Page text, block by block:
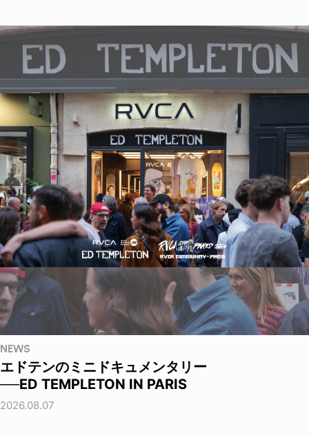
NEWS
エドテンのミニドキュメンタリー
──ED TEMPLETON IN PARIS
2026.08.07